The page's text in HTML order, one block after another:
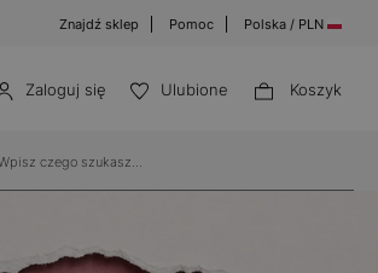
Znajdź sklep Pomoc Polska / PLN
Zaloguj się Ulubione Koszyk